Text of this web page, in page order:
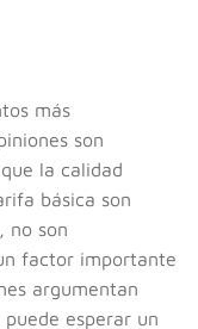
más
son
la calidad
básica son
no son
factor importante
argumentan
esperar un